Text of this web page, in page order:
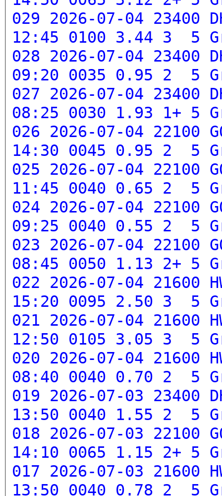
029 2026-07-04 23400
12:45 0100 3.44 3 5
028 2026-07-04 23400
09:20 0035 0.95 2 5
027 2026-07-04 23400
08:25 0030 1.93 1+ 5
026 2026-07-04 22100
14:30 0045 0.95 2 5
025 2026-07-04 22100
11:45 0040 0.65 2 5
024 2026-07-04 22100
09:25 0040 0.55 2 5
023 2026-07-04 22100
08:45 0050 1.13 2+ 5
022 2026-07-04 21600
15:20 0095 2.50 3 5
021 2026-07-04 21600
12:50 0105 3.05 3 5
020 2026-07-04 21600
08:40 0040 0.70 2 5
019 2026-07-03 23400
13:50 0040 1.55 2 5
018 2026-07-03 22100
14:10 0065 1.15 2+ 5
017 2026-07-03 21600
13:50 0040 0.78 2 5